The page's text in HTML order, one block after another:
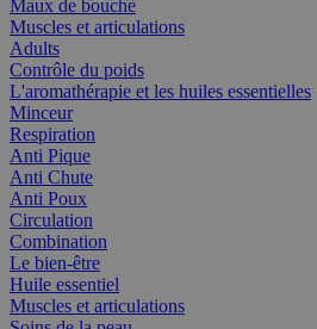
Maux de bouche
Muscles et articulations
Adults
Contrôle du poids
L'aromathérapie et les huiles essentielles
Minceur
Respiration
Anti Pique
Anti Chute
Anti Poux
Circulation
Combination
Le bien-être
Huile essentiel
Muscles et articulations